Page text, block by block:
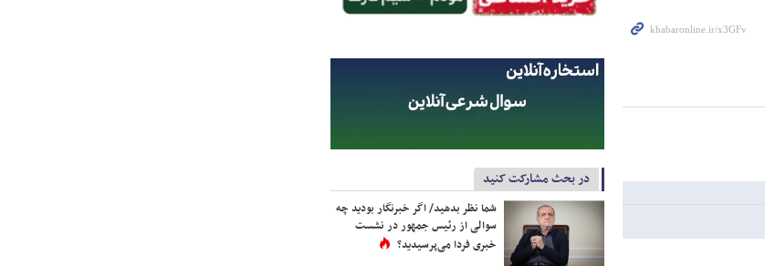
در بحث مشارکت کنید
شما نظر بدهید/ اگر خبرنگار بودید چه
سوالی از رئیس جمهور در نشست
خبری فردا می‌پرسیدید؟